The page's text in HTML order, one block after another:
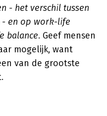
- het verschil tussen
en op work-life
balance. Geef mensen
mogelijk, want
van de grootste